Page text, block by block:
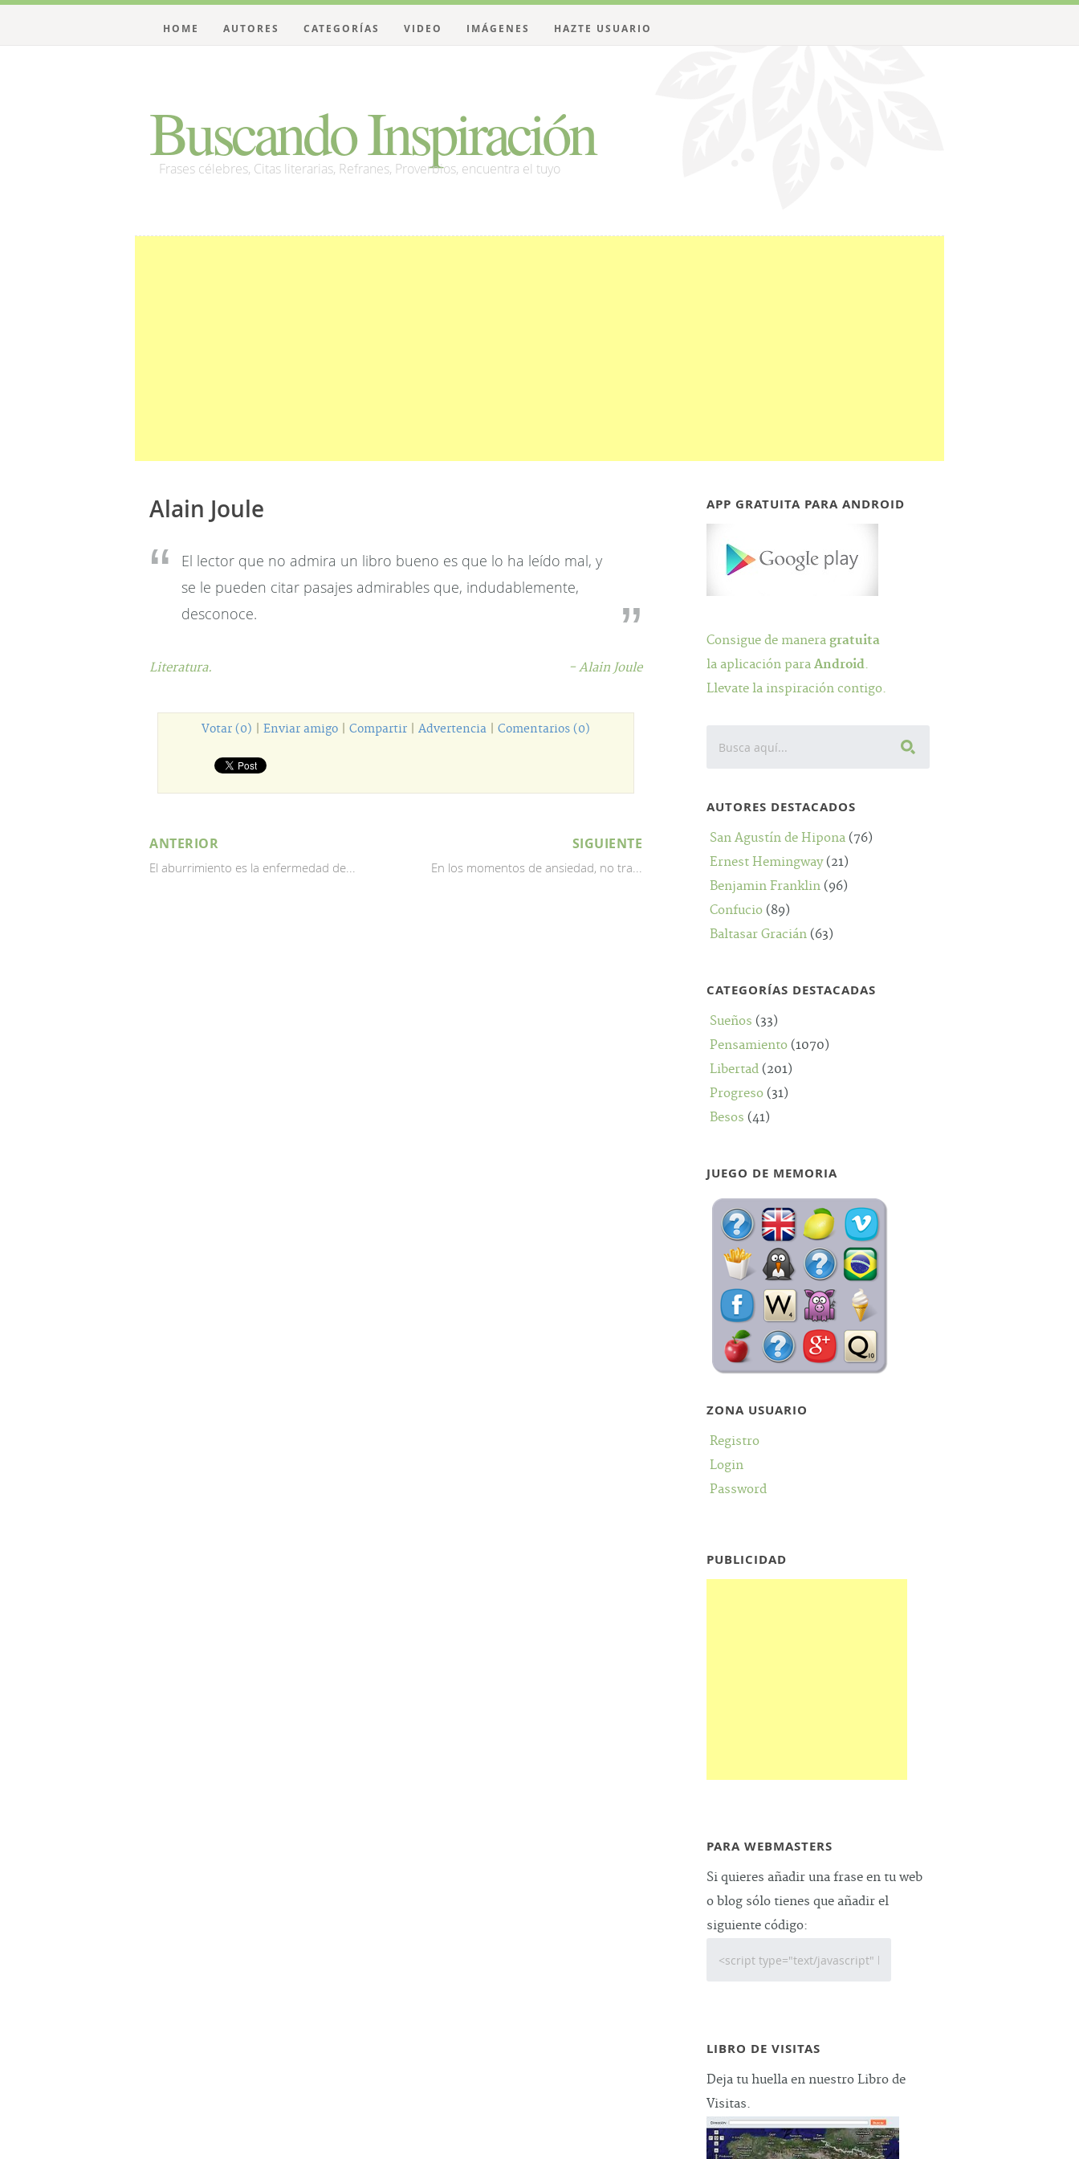
Buscando Inspiración
Frases célebres, Citas literarias, Refranes, Proverbios, encuentra el tuyo
HOME AUTORES CATEGORÍAS VIDEO IMÁGENES HAZTE USUARIO
Alain Joule
El lector que no admira un libro bueno es que lo ha leído mal, y
se le pueden citar pasajes admirables que, indudablemente,
desconoce.
Literatura. - Alain Joule
Votar (0) Enviar amigo Compartir Advertencia Comentarios (0)
ANTERIOR
El aburrimiento es la enfermedad de...
SIGUIENTE
En los momentos de ansiedad, no tra...
APP GRATUITA PARA ANDROID
Consigue de maneragratuita
la aplicación paraAndroid.
Llevate la inspiración contigo.
AUTORES DESTACADOS
San Agustín de Hipona (76)
Ernest Hemingway(21)
Benjamin Franklin (96)
Confucio (89)
Baltasar Gracián (63)
CATEGORÍAS DESTACADAS
Sueños (33)
Pensamiento (1070)
Libertad (201)
Progreso (31)
Besos (41)
JUEGO DE MEMORIA
ZONA USUARIO
Registro
Login
Password
PUBLICIDAD
PARA WEBMASTERS
Si quieres añadir una frase en tu web
o blog sólo tienes que añadir el
siguiente código:
LIBRO DE VISITAS
Deja tu huella en nuestro Libro de
Visitas.